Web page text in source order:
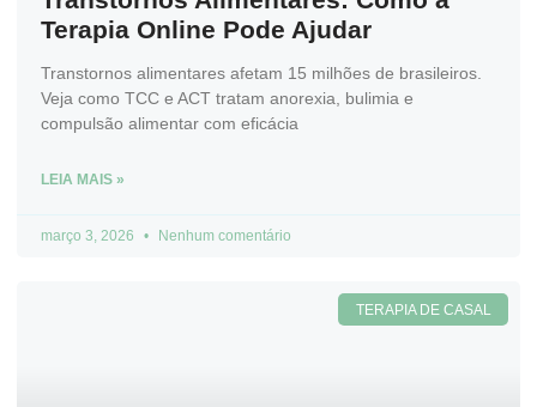
Terapia Online Pode Ajudar
Transtornos alimentares afetam 15 milhões de brasileiros.
Veja como TCC e ACT tratam anorexia, bulimia e
compulsão alimentar com eficácia
LEIA MAIS »
março 3, 2026 Nenhum comentário
TERAPIA DE CASAL